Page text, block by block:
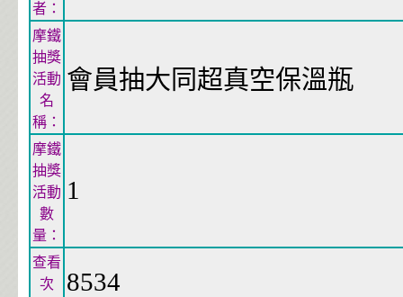
者：
摩鐵
抽獎
活動
名
稱：
會員抽大同超真空保溫瓶
摩鐵
抽獎
活動
數
量：
1
查看
次
8534